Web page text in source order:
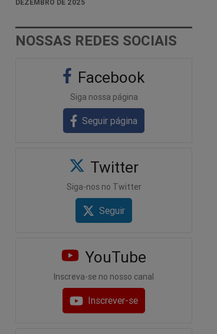
DEZEMBRO DE 2025
NOSSAS REDES SOCIAIS
Facebook
Siga nossa página
Seguir página
Twitter
Siga-nos no Twitter
Seguir
YouTube
Inscreva-se no nosso canal
Inscrever-se